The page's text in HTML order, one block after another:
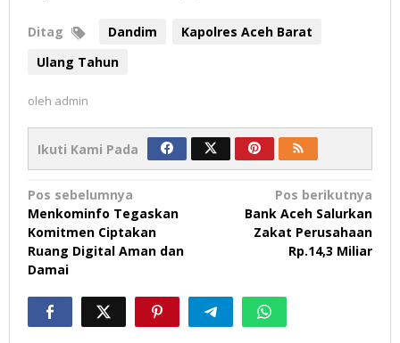
Ditag Dandim
Kapolres Aceh Barat
Ulang Tahun
oleh admin
Ikuti Kami Pada
Navigasi
pos
Pos sebelumnya
Menkominfo Tegaskan
Komitmen Ciptakan
Ruang Digital Aman dan
Damai
Pos berikutnya
Bank Aceh Salurkan
Zakat Perusahaan
Rp.14,3 Miliar